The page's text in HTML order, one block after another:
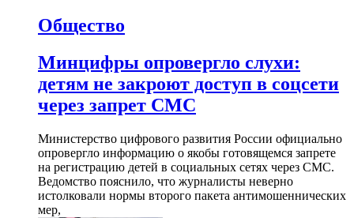
Общество
Минцифры опровергло слухи:
детям не закроют доступ в соцсети
через запрет СМС
Министерство цифрового развития России официально
опровергло информацию о якобы готовящемся запрете
на регистрацию детей в социальных сетях через СМС.
Ведомство пояснило, что журналисты неверно
истолковали нормы второго пакета антимошеннических
мер,